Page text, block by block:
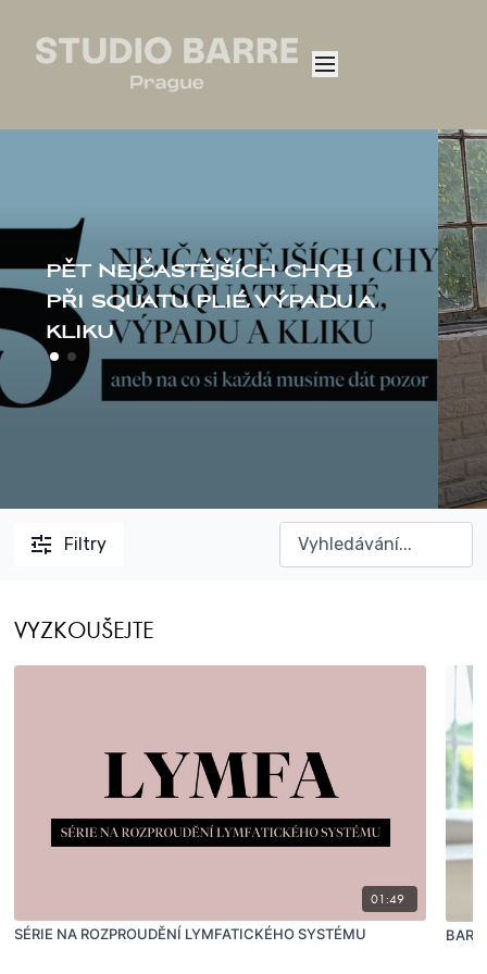
PĚT NEJČASTĚJŠÍCH CHYB
PŘI SQUATU, PLIÉ, VÝPADU A
KLIKU
Filtry
VYZKOUŠEJTE
01:49
SÉRIE NA ROZPROUDĚNÍ LYMFATICKÉHO SYSTÉMU